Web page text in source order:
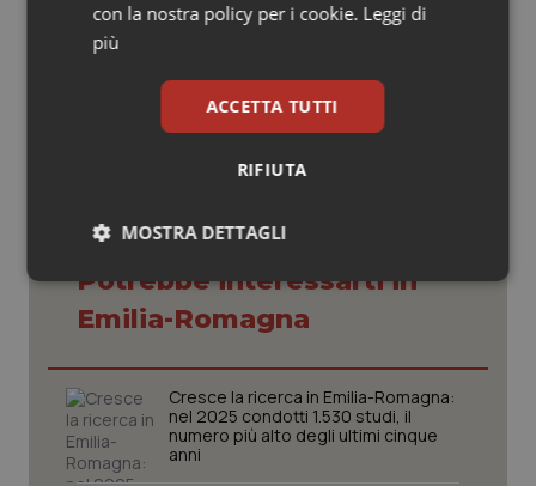
Vaccini
24 Novembre 2025
© Riproduzione riservata
Potrebbe interessarti in
Emilia-Romagna
Cresce la ricerca in Emilia-Romagna:
nel 2025 condotti 1.530 studi, il
numero più alto degli ultimi cinque
anni
con la nostra policy per i cookie. Leggi di
più
ACCETTA TUTTI
RIFIUTA
MOSTRA DETTAGLI
Necessari Statistici Marketing
Necessari